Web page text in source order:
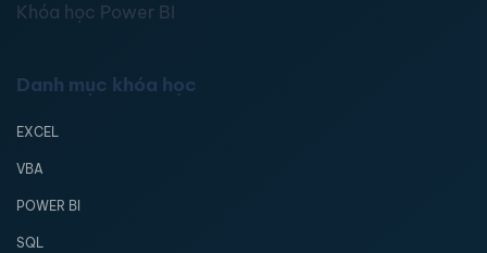
Khóa học Power BI
Danh mục khóa học
EXCEL
VBA
POWER BI
SQL